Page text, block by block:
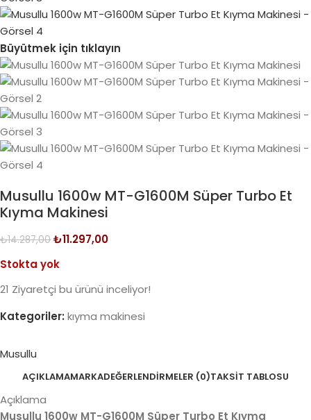
Büyütmek için tıklayın
Musullu 1600w MT-G1600M Süper Turbo Et
Kıyma Makinesi
₺14.287,00 ₺11.297,00
Stokta yok
21 Ziyaretçi bu ürünü inceliyor!
Kategoriler: kıyma makinesi
Musullu
AÇIKLAMAMARKADEĞERLENDIRMELER (0)TAKSIT TABLOSU
Açıklama
Musullu 1600w MT-G1600M Süper Turbo Et Kıyma